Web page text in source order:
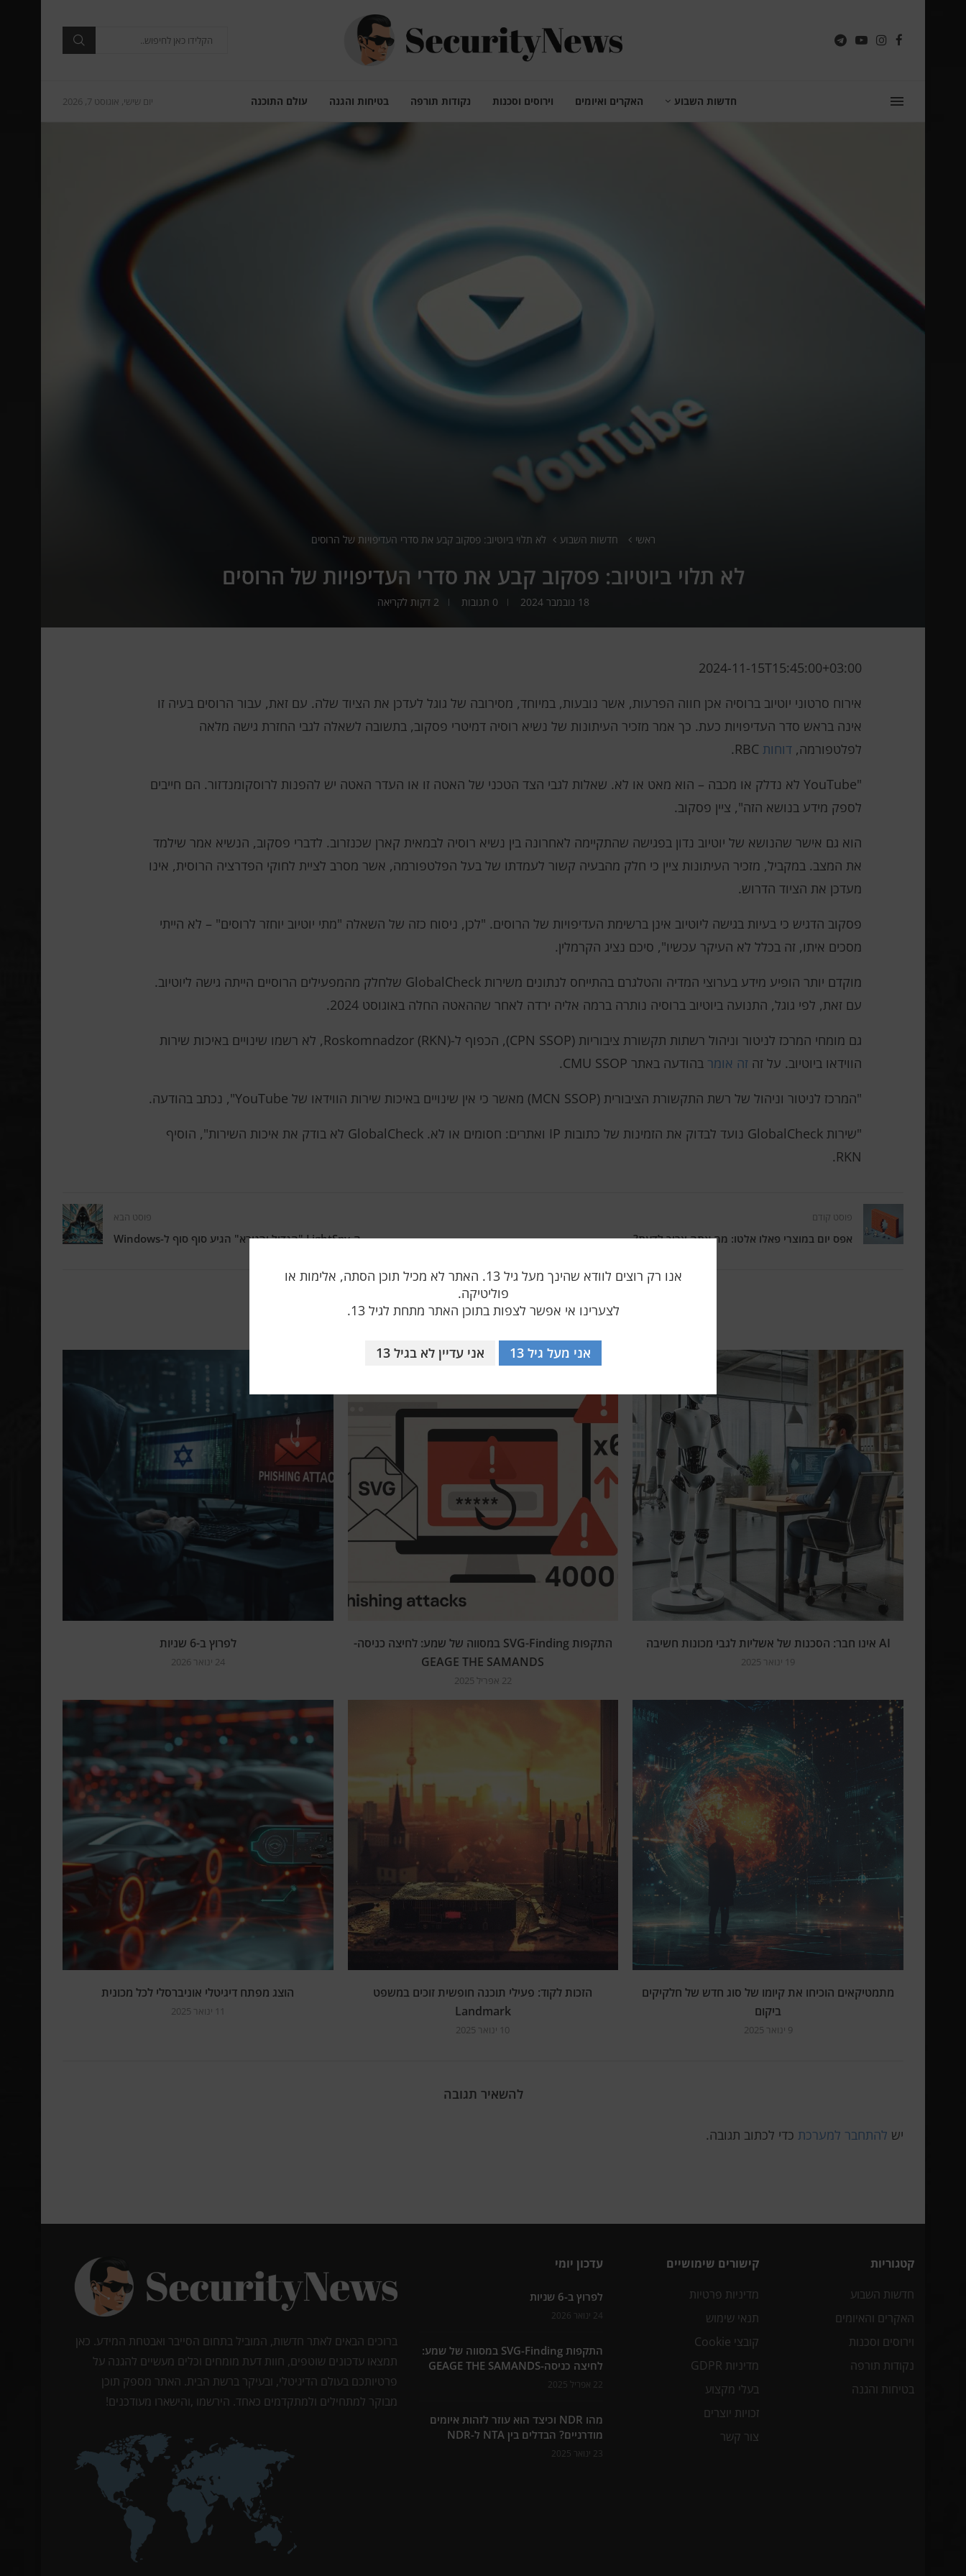
אנו רק רוצים לוודא שהינך מעל גיל 13. האתר לא מכיל תוכן הסתה, אלימות או
פוליטיקה.
לצערינו אי אפשר לצפות בתוכן האתר מתחת לגיל 13.
אני מעל גיל 13 אני עדיין לא בגיל 13
חדשות השבוע האקרים ואיומים וירוסים וסכנות נקודות תורפה בטיחות והגנה עולם התוכנה יום שישי, אוגוסט 7, 2026
ראשי חדשות השבוע לא תלוי ביוטיוב: פסקוב קבע את סדרי העדיפויות של הרוסים
לא תלוי ביוטיוב: פסקוב קבע את סדרי העדיפויות של הרוסים
18 נובמבר 2024 0 תגובות 2 דקות לקריאה
2024-11-15T15:45:00+03:00
אירוח סרטוני יוטיוב ברוסיה אכן חווה הפרעות, אשר נובעות, במיוחד, מסירובה של גוגל לעדכן את הציוד שלה. עם זאת, עבור הרוסים בעיה זו
אינה בראש סדר העדיפויות כעת. כך אמר מזכיר העיתונות של נשיא רוסיה דמיטרי פסקוב, בתשובה לשאלה לגבי החזרת גישה מלאה
לפלטפורמה,דוחות
"YouTube לא נדלק או מכבה – הוא מאט או לא. שאלות לגבי הצד הטכני של האטה זו או העדר האטה יש להפנות לרוסקומנדזור. הם חייבים
לספק מידע בנושא הזה", ציין פסקוב.
הוא גם אישר שהנושא של יוטיוב נדון בפגישה שהתקיימה לאחרונה בין נשיא רוסיה לבמאית קארן שכנזרוב. לדברי פסקוב, הנשיא אמר שילמד
את המצב. במקביל, מזכיר העיתונות ציין כי חלק מהבעיה קשור לעמדתו של בעל הפלטפורמה, אשר מסרב לציית לחוקי הפדרציה הרוסית, אינו
מעדכן את הציוד הדרוש.
פסקוב הדגיש כי בעיות בגישה ליוטיוב אינן ברשימת העדיפויות של הרוסים. "לכן, ניסוח כזה של השאלה "מתי יוטיוב יוחזר לרוסים" – לא הייתי
מסכים איתו, זה בכלל לא העיקר עכשיו", סיכם נציג הקרמלין.
מוקדם יותר הופיע מידע בערוצי המדיה והטלגרם בהתייחס לנתונים משירות GlobalCheck שלחלק מהמפעילים הרוסיים הייתה גישה ליוטיוב.
עם זאת, לפי גוגל, התנועה ביוטיוב ברוסיה נותרה ברמה אליה ירדה לאחר שההאטה החלה באוגוסט 2024.
גם מומחי המרכז לניטור וניהול רשתות תקשורת ציבוריות (CPN SSOP), הכפוף ל-Roskomnadzor (RKN), לא רשמו שינויים באיכות שירות
הווידאו ביוטיוב. על זה זה אומר בהודעה באתר CMU SSOP.
"המרכז לניטור וניהול של רשת התקשורת הציבורית (MCN SSOP) מאשר כי אין שינויים באיכות שירות הווידאו של YouTube", נכתב בהודעה.
"שירות GlobalCheck נועד לבדוק את הזמינות של כתובות IP ואתרים: חסומים או לא. GlobalCheck לא בודק את איכות השירות", הוסיף
RKN.
פוסט קודם
אפס יום במוצרי פאלו אלטו: מה אתה צריך לדעת?
פוסט הבא
ה-LightSpy "הגדול והנורא" הגיע סוף סוף ל-Windows
אולי יעניין אותך
לפרוץ ב-6 שניות
24 ינואר 2026
התקפות SVG-Finding במסווה של שמע: לחיצה כניסה-
GEAGE THE SAMANDS
22 אפריל 2025
AI אינו חבר: הסכנות של אשליות לגבי מכונות חשיבה
19 ינואר 2025
הוצג מפתח דיגיטלי אוניברסלי לכל מכונית
11 ינואר 2025
הזכות לקוד: פעילי תוכנה חופשית זוכים במשפט
Landmark
10 ינואר 2025
מתמטיקאים הוכיחו את קיומו של סוג חדש של חלקיקים
ביקום
9 ינואר 2025
להשאיר תגובה
יש להתחבר למערכת כדי לכתוב תגובה.
קטגוריות
חדשות השבוע
האקרים והאיומים
וירוסים וסכנות
נקודות תורפה
בטיחות והגנה
קישורים שימושיים
מדיניות פרטיות
תנאי שימוש
קובצי Cookie
מדיניות GDPR
בעלי מקצוע
זכויות יוצרים
צור קשר
עדכון יומי
לפרוץ ב-6 שניות
24 ינואר 2026
התקפות SVG-Finding במסווה של שמע:
לחיצה כניסה-GEAGE THE SAMANDS
22 אפריל 2025
מהו NDR וכיצד הוא עוזר לזהות איומים
מודרניים? הבדלים בין NTA ל-NDR
23 ינואר 2025
ברוכים הבאים לאתר חדשות, המוביל בתחום הסייבר ואבטחת המידע. כאן
תמצאו עדכונים שוטפים, חוות דעת מומחים וכלים מעשיים להגנה על
פרטיותכם בעולם הדיגיטלי, ובעיקר ברשת הבית. האתר מספק תוכן
מבוקר למתחילים ולמתקדמים כאחד. הירשמו ,והישארו מעודכנים!